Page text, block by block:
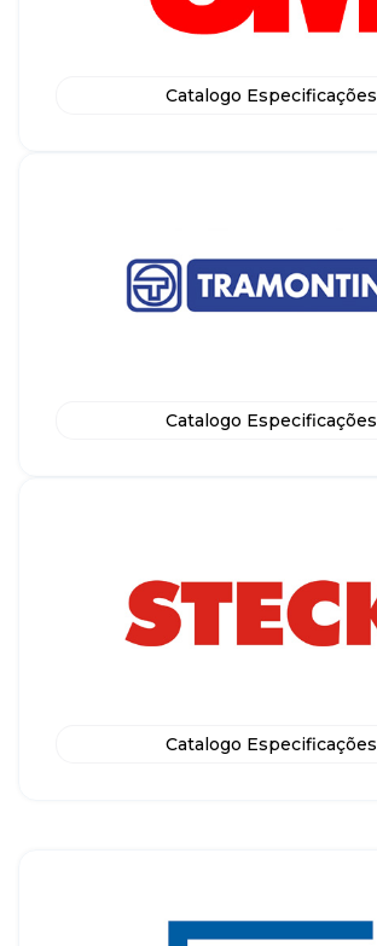
Catalogo Especificações
Catalogo Especificações
Catalogo Especificações